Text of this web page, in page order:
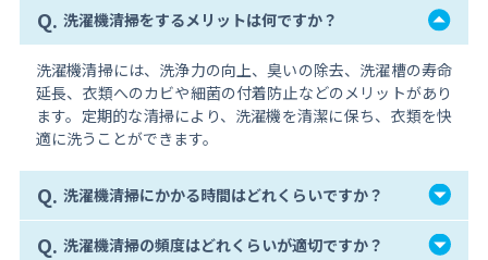
Q. 洗濯機清掃をするメリットは何ですか？
洗濯機清掃には、洗浄力の向上、臭いの除去、洗濯槽の寿命
延長、衣類へのカビや細菌の付着防止などのメリットがあり
ます。定期的な清掃により、洗濯機を清潔に保ち、衣類を快
適に洗うことができます。
Q. 洗濯機清掃にかかる時間はどれくらいですか？
Q. 洗濯機清掃の頻度はどれくらいが適切ですか？